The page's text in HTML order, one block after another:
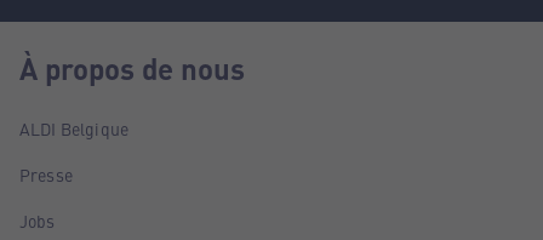
À propos de nous
ALDI Belgique
Presse
Jobs